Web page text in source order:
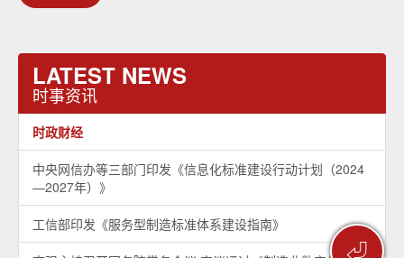
⏎
LATEST NEWS
时事资讯
时政财经
中央网信办等三部门印发《信息化标准建设行动计划（2024
—2027年）》
工信部印发《服务型制造标准体系建设指南》